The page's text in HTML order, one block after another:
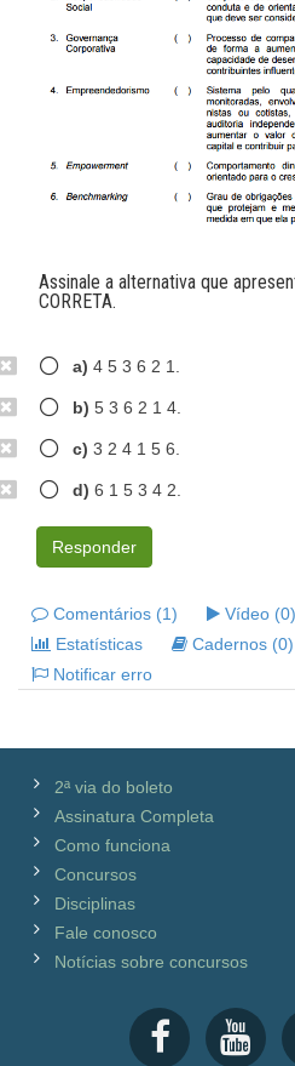
Assinale a alternativa que
CORRETA.
a) 4 5 3 6 2 1.
b) 5 3 6 2 1 4.
c) 3 2 4 1 5 6.
d) 6 1 5 3 4 2.
Responder
Comentários (1) Vídeo (0)
Estatísticas
Cadernos (0)
Notificar erro
2ª via do boleto
Assinatura Completa
Como funciona
Concursos
Disciplinas
Fale conosco
Notícias sobre concursos